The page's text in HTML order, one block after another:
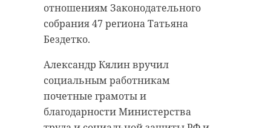
отношениям Законодательного
собрания 47 региона Татьяна
Бездетко.
Александр Кялин вручил
социальным работникам
почетные грамоты и
благодарности Министерства